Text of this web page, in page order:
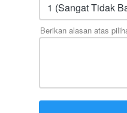
1 (Sangat Tidak
Berikan alasan atas